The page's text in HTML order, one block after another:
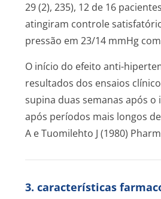
29 (2), 235), 12 de 16
atingiram controle
pressão em 23/14 mmHg
O início do efeito anti-
resultados dos ensaios
supina duas semanas após
após períodos mais longos
A e Tuomilehto J (1980)
3. características